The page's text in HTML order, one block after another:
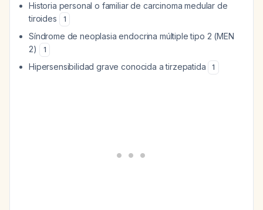
Historia personal o familiar de carcinoma medular de
tiroides
1
Síndrome de neoplasia endocrina múltiple tipo 2 (MEN
2)
1
Hipersensibilidad grave conocida a tirzepatida 1